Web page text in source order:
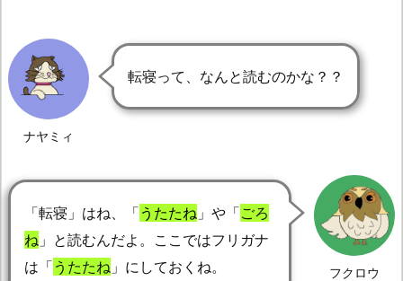
ナヤミィ
転寝って、なんと読むのかな？？
フクロウ
「転寝」はね、「 うたたね 」や「ごろ
ね 」と読むんだよ。ここではフリガナ
は「 うたたね 」にしておくね。